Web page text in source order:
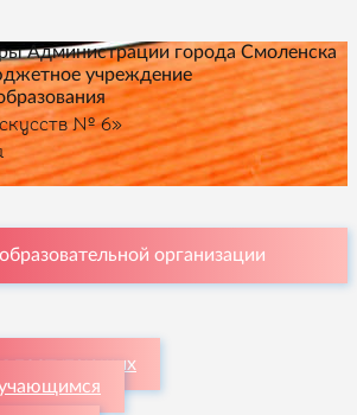
Администрации города Смоленска
учреждение
№ 6»
организации
поступающих